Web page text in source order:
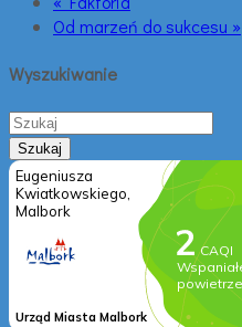
Od marzeń do sukcesu »
Wyszukiwanie